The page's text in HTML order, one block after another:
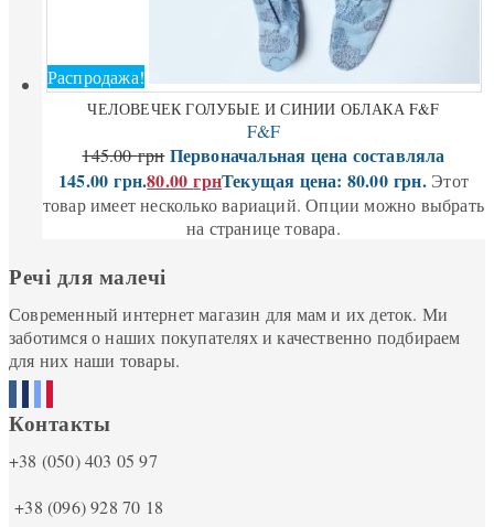
Распродажа!
ЧЕЛОВЕЧЕК ГОЛУБЫЕ И СИНИИ ОБЛАКА F&F
F&F
145.00грн Первоначальная цена составляла
145.00 грн.80.00грнТекущая цена: 80.00 грн. Этот
товар имеет несколько вариаций. Опции можно выбрать
на странице товара.
Речі для малечі
Современный интернет магазин для мам и их деток. Ми
заботимся о наших покупателях и качественно подбираем
для них наши товары.
Контакты
+38 (050) 403 05 97
+38 (096) 928 70 18